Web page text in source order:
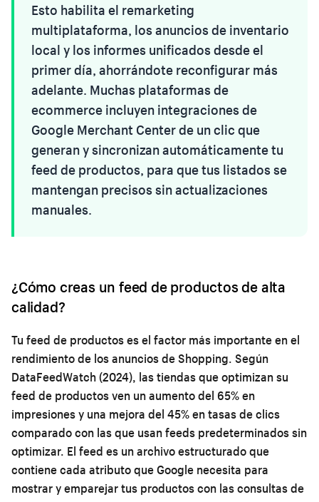
Esto habilita el remarketing
multiplataforma, los anuncios de inventario
local y los informes unificados desde el
primer día, ahorrándote reconfigurar más
adelante. Muchas plataformas de
ecommerce incluyen integraciones de
Google Merchant Center de un clic que
generan y sincronizan automáticamente tu
feed de productos, para que tus listados se
mantengan precisos sin actualizaciones
manuales.
¿Cómo creas un feed de productos de alta
calidad?
Tu feed de productos es el factor más importante en el
rendimiento de los anuncios de Shopping. Según
DataFeedWatch (2024), las tiendas que optimizan su
feed de productos ven un aumento del 65% en
impresiones y una mejora del 45% en tasas de clics
comparado con las que usan feeds predeterminados sin
optimizar. El feed es un archivo estructurado que
contiene cada atributo que Google necesita para
mostrar y emparejar tus productos con las consultas de